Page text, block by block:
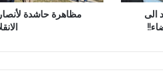
الى
مظاهرة حاشدة